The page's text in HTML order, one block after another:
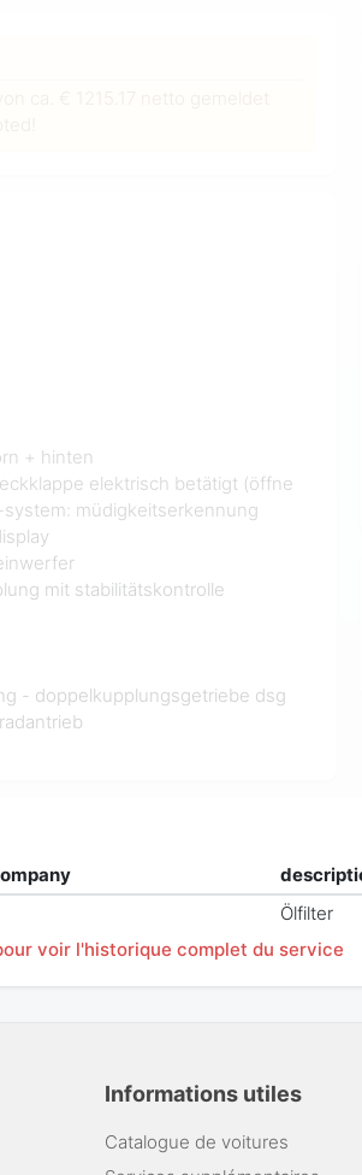
+ hinten
elektrisch betätigt (öffne
müdigkeitserkennung
mit stabilitätskontrolle
- doppelkupplungsgetriebe dsg
Ölfilter
voir l'historique complet du service
Informations utiles
Catalogue de voitures